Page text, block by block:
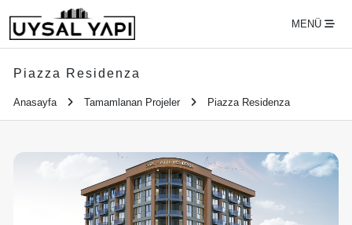
MENÜ
Piazza Residenza
Anasayfa Tamamlanan Projeler Piazza Residenza